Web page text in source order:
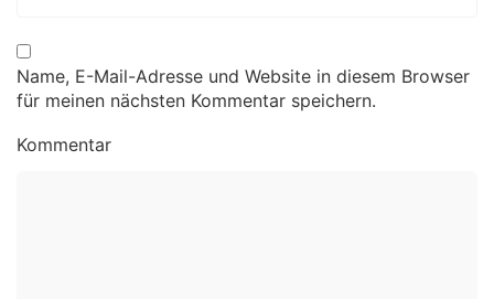
Name, E-Mail-Adresse und Website in diesem Browser
für meinen nächsten Kommentar speichern.
Kommentar